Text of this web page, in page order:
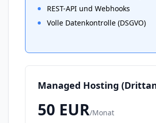
REST-API und Webhooks
Volle Datenkontrolle (DSGVO)
Managed Hosting
50 EUR/Monat